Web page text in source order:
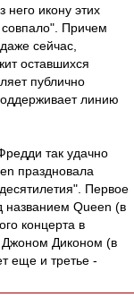
икону этих
Причем
сейчас,
оставшихся
публично
линию
так удачно
праздновала
Первое
названием Queen (в
концерта в
Джоном Диконом (в
еще и третье -